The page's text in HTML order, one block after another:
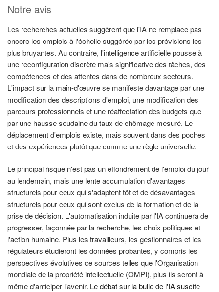
Notre avis
Les recherches actuelles suggèrent que l'IA ne remplace pas
encore les emplois à l'échelle suggérée par les prévisions les
plus bruyantes. Au contraire, l'intelligence artificielle pousse à
une reconfiguration discrète mais significative des tâches, des
compétences et des attentes dans de nombreux secteurs.
L'impact sur la main-d'œuvre se manifeste davantage par une
modification des descriptions d'emploi, une modification des
parcours professionnels et une réaffectation des budgets que
par une hausse soudaine du taux de chômage mesuré. Le
déplacement d'emplois existe, mais souvent dans des poches
et des expériences plutôt que comme une règle universelle.
Le principal risque n'est pas un effondrement de l'emploi du jour
au lendemain, mais une lente accumulation d'avantages
structurels pour ceux qui s'adaptent tôt et de désavantages
structurels pour ceux qui sont exclus de la formation et de la
prise de décision. L'automatisation induite par l'IA continuera de
progresser, façonnée par la recherche, les choix politiques et
l'action humaine. Plus les travailleurs, les gestionnaires et les
régulateurs étudieront les données probantes, y compris les
perspectives évolutives de sources telles que l'Organisation
mondiale de la propriété intellectuelle (OMPI), plus ils seront à
même d'anticiper l'avenir. Le débat sur la bulle de l'IA suscite